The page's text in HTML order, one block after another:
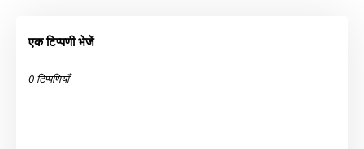
एक टिप्पणी भेजें
0 टिप्पणियाँ